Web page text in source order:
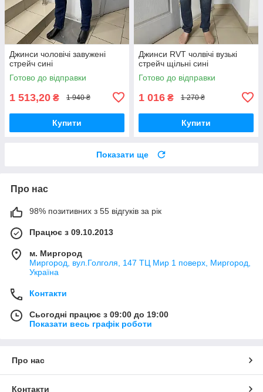
Джинси чоловічі завужені
стрейч сині
Готово до відправки
1 513,20 ₴ 1 940 ₴
Купити
Джинси RVT чолвічі вузькі
стрейч щільні сині
Готово до відправки
1 016 ₴ 1 270 ₴
Купити
Показати ще
Про нас
98% позитивних з 55 відгуків за рік
Працює з 09.10.2013
м. Миргород
Миргород, вул.Голголя, 147 ТЦ Мир 1 поверх, Миргород,
Україна
Контакти
Сьогодні працює з 09:00 до 19:00
Показати весь графік роботи
Про нас
Контакти